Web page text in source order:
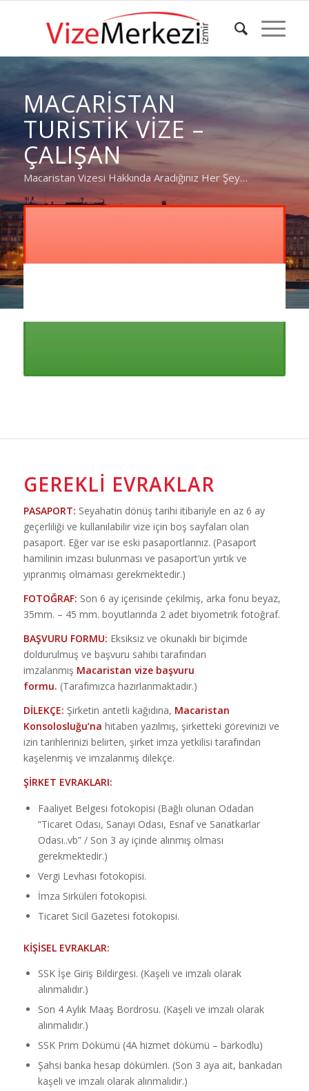
MACARISTAN
TURISTIK VIZE –
ÇALIŞAN
Macaristan Vizesi Hakkında Aradığınız Her Şey…
GEREKLI EVRAKLAR
PASAPORT: Seyahatin dönüş tarihi itibariyle en az 6 ay
geçerliliği ve kullanılabilir vize için boş sayfaları olan
pasaport. Eğer var ise eski pasaportlarınız. (Pasaport
hamilinin imzası bulunması ve pasaport’un yırtık ve
yıpranmış olmaması gerekmektedir.)
FOTOĞRAF: Son 6 ay içerisinde çekilmiş, arka fonu beyaz,
35mm. – 45 mm. boyutlarında 2 adet biyometrik fotoğraf.
BAŞVURU FORMU: Eksiksiz ve okunaklı bir biçimde
doldurulmuş ve başvuru sahibi tarafından
imzalanmış Macaristan vize başvuru
formu. (Tarafımızca hazırlanmaktadır.)
DİLEKÇE: Şirketin antetli kağıdına, Macaristan
Konsolosluğu’na hitaben yazılmış, şirketteki görevinizi ve
izin tarihlerinizi belirten, şirket imza yetkilisi tarafından
kaşelenmiş ve imzalanmış dilekçe.
ŞİRKET EVRAKLARI:
Faaliyet Belgesi fotokopisi (Bağlı olunan Odadan
“Ticaret Odası, Sanayi Odası, Esnaf ve Sanatkarlar
Odası..vb” / Son 3 ay içinde alınmış olması
gerekmektedir.)
Vergi Levhası fotokopisi.
İmza Sirküleri fotokopisi.
Ticaret Sicil Gazetesi fotokopisi.
KİŞİSEL EVRAKLAR:
SSK İşe Giriş Bildirgesi. (Kaşeli ve imzalı olarak
alınmalıdır.)
Son 4 Aylık Maaş Bordrosu. (Kaşeli ve imzalı olarak
alınmalıdır.)
SSK Prim Dökümü (4A hizmet dökümü – barkodlu)
Şahsi banka hesap dökümleri. (Son 3 aya ait, bankadan
kaşeli ve imzalı olarak alınmalıdır.)